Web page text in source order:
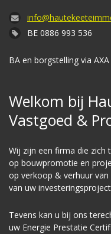
BE 0886 993 536
BA en borgstelling via
Welkom bij
Vastgoed &
Wij zijn een firma die zich
op bouwpromotie en
op verkoop & verhuur van
van uw
Tevens kan u bij ons
uw Energie Prestatie C